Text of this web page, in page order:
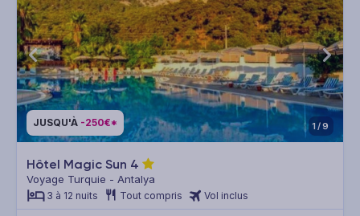
JUSQU'À -250€* 1/9
Hôtel Magic Sun 4
Voyage Turquie - Antalya
3 à 12 nuits Tout compris Vol inclus